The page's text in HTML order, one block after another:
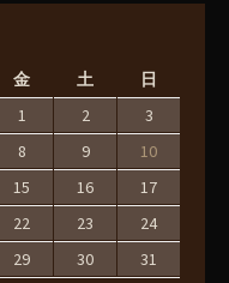
金 土 日
1 2
3
8 9
10
15 16
17
22 23
24
29 30 31